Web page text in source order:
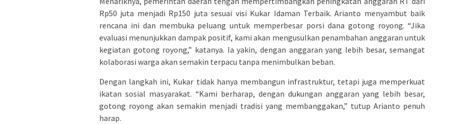
Rp50 juta menjadi Rp150 juta sesuai visi Kukar Idaman Terbaik. Arianto menyambut baik
rencana ini dan membuka peluang untuk memperbesar porsi dana gotong royong. “Jika
evaluasi menunjukkan dampak positif, kami akan mengusulkan penambahan anggaran untuk
kegiatan gotong royong,” katanya. Ia yakin, dengan anggaran yang lebih besar, semangat
kolaborasi warga akan semakin terpacu tanpa menimbulkan beban.
Dengan langkah ini, Kukar tidak hanya membangun infrastruktur, tetapi juga memperkuat
ikatan sosial masyarakat. “Kami berharap, dengan dukungan anggaran yang lebih besar,
gotong royong akan semakin menjadi tradisi yang membanggakan,” tutup Arianto penuh
harap.